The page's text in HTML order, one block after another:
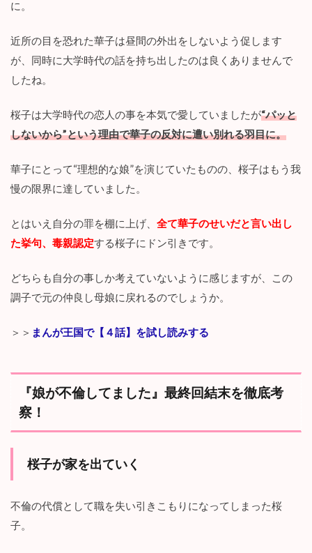
に。
近所の目を恐れた華子は昼間の外出をしないよう促します
が、同時に大学時代の話を持ち出したのは良くありませんで
したね。
桜子は大学時代の恋人の事を本気で愛していましたが“パッと
しないから”という理由で華子の反対に遭い別れる羽目に。
華子にとって“理想的な娘”を演じていたものの、桜子はもう我
慢の限界に達していました。
とはいえ自分の罪を棚に上げ、 全て華子のせいだと言い出し
た挙句、毒親認定する桜子にドン引きです。
どちらも自分の事しか考えていないように感じますが、この
調子で元の仲良し母娘に戻れるのでしょうか。
＞＞ まんが王国で【４話】を試し読みする
『娘が不倫してました』最終回結末を徹底考
察！
桜子が家を出ていく
不倫の代償として職を失い引きこもりになってしまった桜
子。